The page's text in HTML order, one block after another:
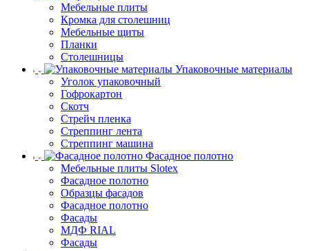
Мебельные плиты
Кромка для столешниц
Мебельные щиты
Планки
Столешницы
Упаковочные материалы
Уголок упаковочный
Гофрокартон
Скотч
Стрейч пленка
Стреппинг лента
Стреппинг машина
Фасадное полотно
Мебельные плиты Slotex
Фасадное полотно
Образцы фасадов
Фасадное полотно
Фасады
МДФ RIAL
Фасады